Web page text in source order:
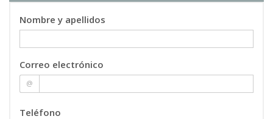
Nombre y apellidos
Correo electrónico
@
Teléfono